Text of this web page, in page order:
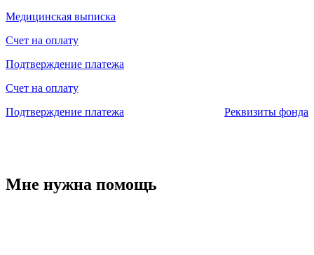
Медицинская выписка
Счет на оплату
Подтверждение платежа
Счет на оплату
Подтверждение платежа
Реквизиты фонда
Мне нужна помощь